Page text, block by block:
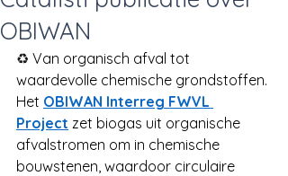
OBIWAN
♻️ Van organisch afval tot
waardevolle chemische grondstoffen.
Het OBIWAN Interreg FWVL
Project zet biogas uit organische
afvalstromen om in chemische
bouwstenen, waardoor circulaire